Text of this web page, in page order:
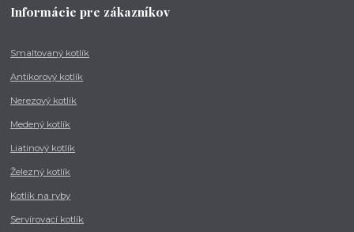
Informácie pre zákazníkov
Smaltovaný kotlík
Antikorový kotlík
Nerezový kotlík
Medený kotlík
Liatinový kotlík
Železný kotlík
Kotlík na ryby
Servírovací kotlík